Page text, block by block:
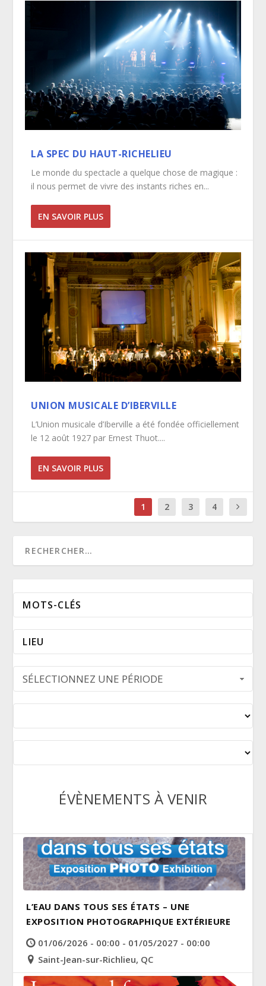
LA SPEC DU HAUT-RICHELIEU
Le monde du spectacle a quelque chose de magique :
il nous permet de vivre des instants riches en...
EN SAVOIR PLUS
UNION MUSICALE D’IBERVILLE
L’Union musicale d’Iberville a été fondée officiellement
le 12 août 1927 par Ernest Thuot....
EN SAVOIR PLUS
1 2 3 4
SÉLECTIONNEZ UNE PÉRIODE
ÉVÈNEMENTS À VENIR
L’EAU DANS TOUS SES ÉTATS – UNE
EXPOSITION PHOTOGRAPHIQUE EXTÉRIEURE
01/06/2026 - 00:00 - 01/05/2027 - 00:00
Saint-Jean-sur-Richlieu, QC